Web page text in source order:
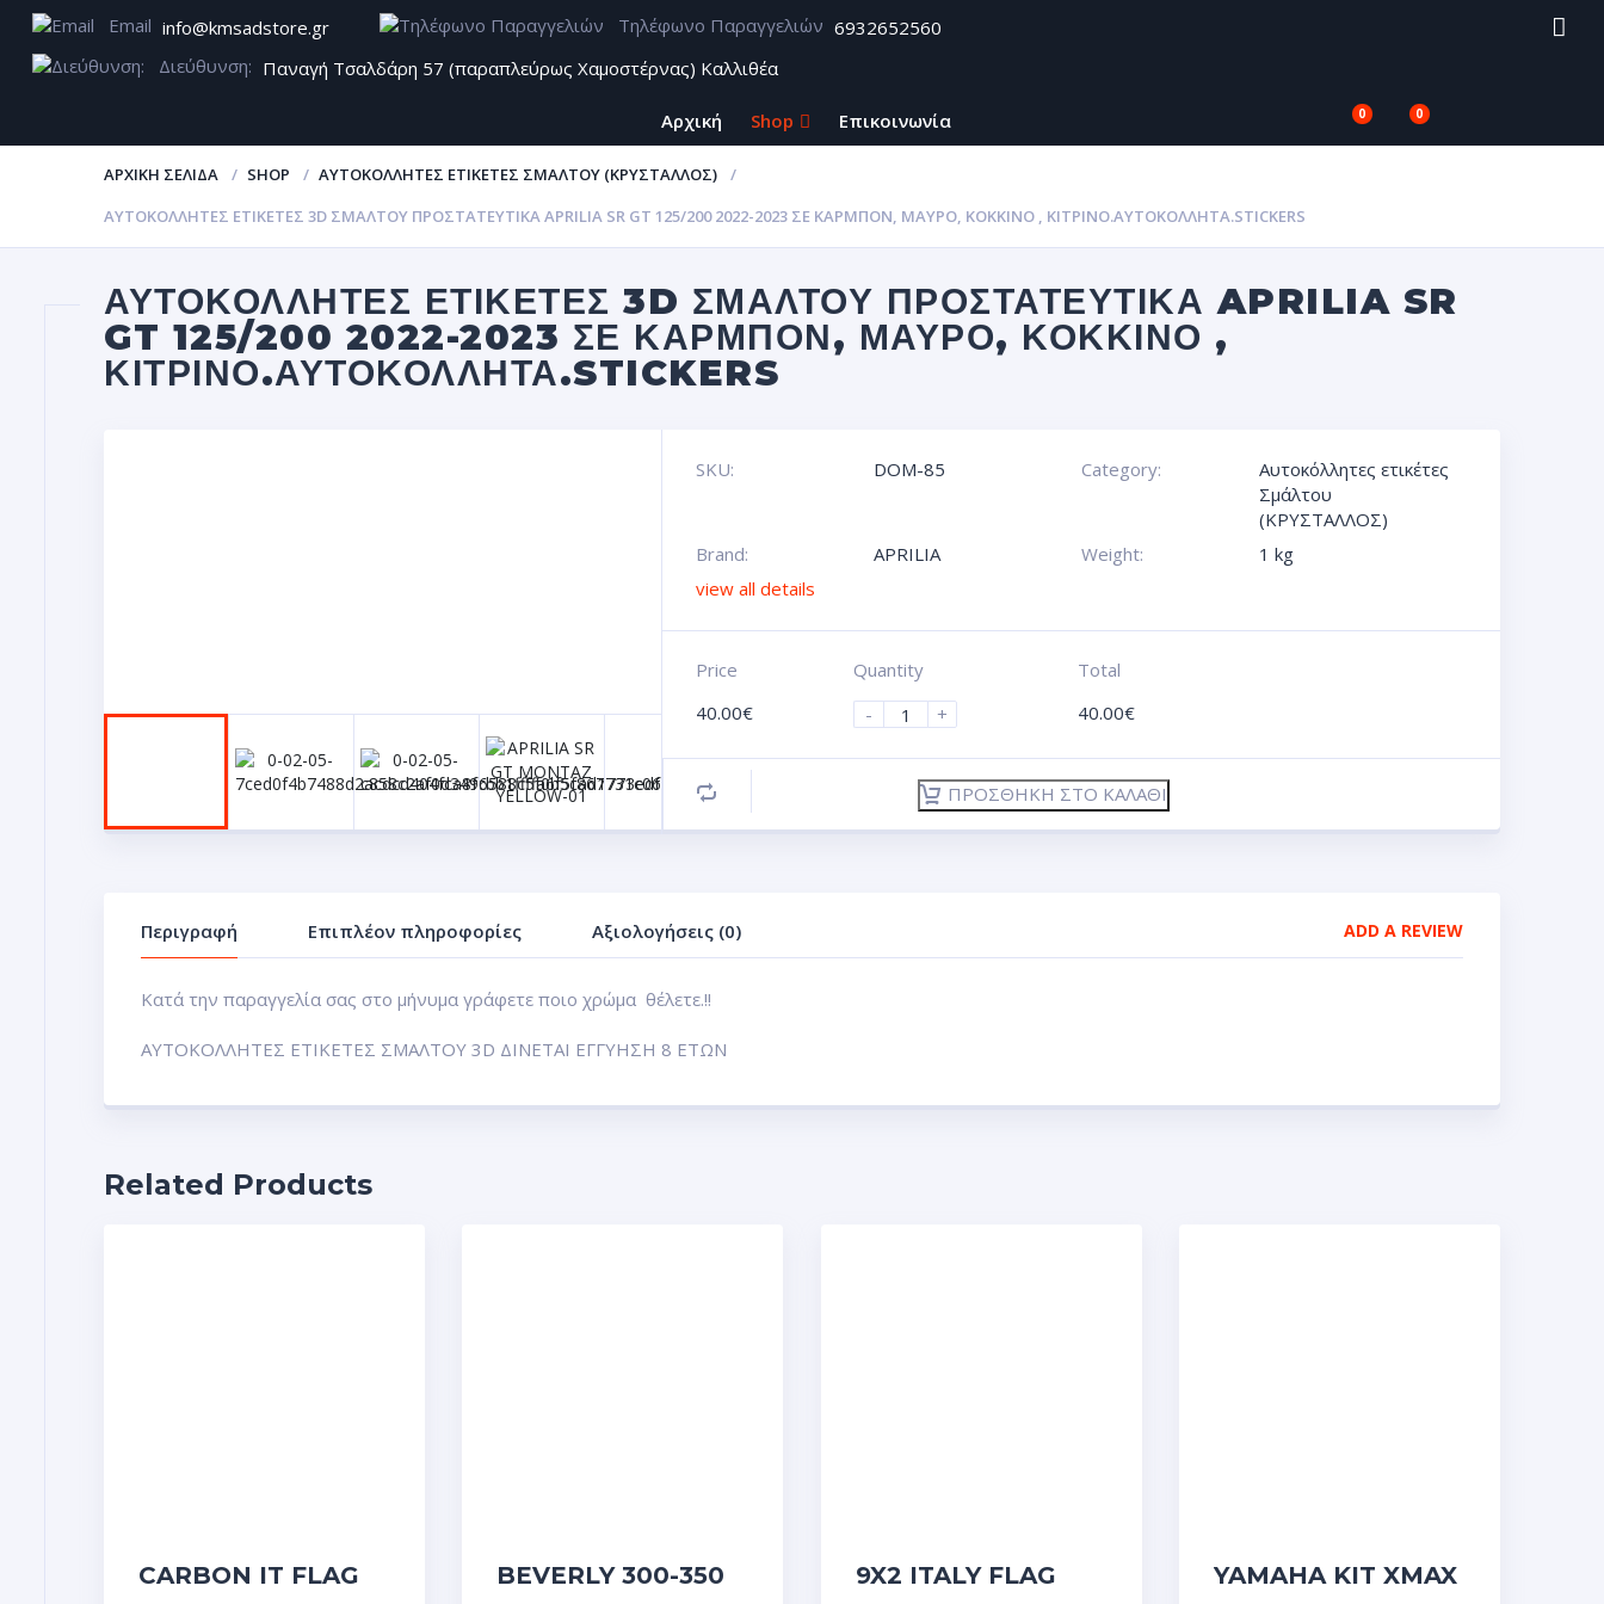
Email info@kmsadstore.gr Τηλέφωνο Παραγγελιών 6932652560
Διεύθυνση: Παναγή Τσαλδάρη 57 (παραπλεύρως Χαμοστέρνας) Καλλιθέα
Αρχική Shop Επικοινωνία 0 0
ΑΡΧΙΚΉ ΣΕΛΊΔΑ SHOP
ΑΥΤΟΚΌΛΛΗΤΕΣ ΕΤΙΚΈΤΕΣ ΣΜΆΛΤΟΥ (ΚΡΥΣΤΑΛΛΟΣ)
ΑΥΤΟΚΌΛΛΗΤΕΣ ΕΤΙΚΈΤΕΣ 3D ΣΜΆΛΤΟΥ ΠΡΟΣΤΑΤΕΥΤΙΚΆ APRILIA SR GT 125/200 2022-2023 ΣΕ ΚΑΡΜΠΌΝ, ΜΑΎΡΟ, ΚΌΚΚΙΝΟ , ΚΊΤΡΙΝΟ.ΑΥΤΟΚΌΛΛΗΤΑ.STICKERS
ΑΥΤΟΚΌΛΛΗΤΕΣ ΕΤΙΚΈΤΕΣ 3D ΣΜΆΛΤΟΥ ΠΡΟΣΤΑΤΕΥΤΙΚΆ APRILIA SR
GT 125/200 2022-2023 ΣΕ ΚΑΡΜΠΌΝ, ΜΑΎΡΟ, ΚΌΚΚΙΝΟ ,
ΚΊΤΡΙΝΟ.ΑΥΤΟΚΌΛΛΗΤΑ.STICKERS
SKU: DOM-85 Category:
Αυτοκόλλητες ετικέτες
Σμάλτου
(ΚΡΥΣΤΑΛΛΟΣ)
Brand:
APRILIA Weight:
1 kg
view all details
Price
40.00€
Quantity
-
+
Total
40.00€
ΠΡΟΣΘΉΚΗ ΣΤΟ ΚΑΛΆΘΙ
Περιγραφή Επιπλέον πληροφορίες Αξιολογήσεις (0) ADD A REVIEW
Κατά την παραγγελία σας στο μήνυμα γράφετε ποιο χρώμα θέλετε.!!
ΑΥΤΟΚΟΛΛΗΤΕΣ ΕΤΙΚΕΤΕΣ ΣΜΑΛΤΟΥ 3D ΔΙΝΕΤΑΙ ΕΓΓΥΗΣΗ 8 ΕΤΩΝ
Related Products
CARBON IT FLAG
BEVERLY 300-350
9X2 ITALY FLAG
YAMAHA KIT XMAX